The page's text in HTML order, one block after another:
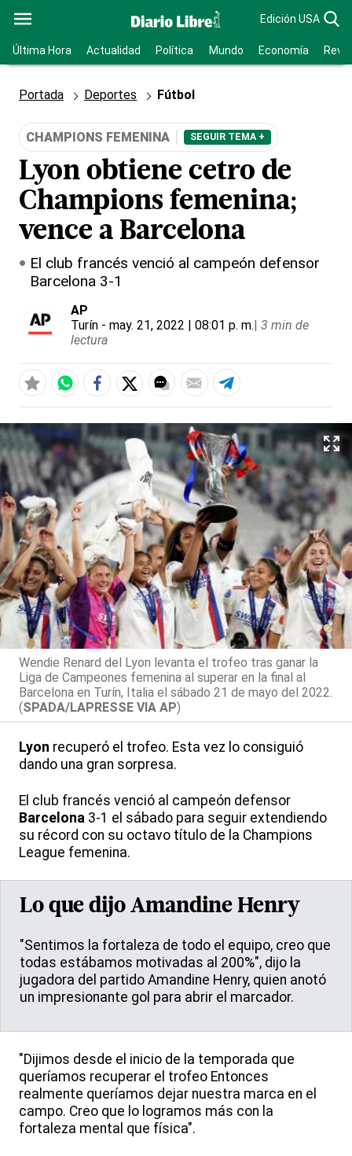
Edición USA
Última Hora Actualidad Política Mundo Economía
Portada Deportes Fútbol
CHAMPIONS FEMENINA SEGUIR TEMA +
Lyon obtiene cetro de
Champions femenina;
vence a Barcelona
El club francés venció al campeón defensor
Barcelona 3-1
AP
Turín - may. 21, 2022 | 08:01 p. m.| 3 min de
lectura
Wendie Renard del Lyon levanta el trofeo tras ganar la
Liga de Campeones femenina al superar en la final al
Barcelona en Turín, Italia el sábado 21 de mayo del 2022.
(SPADA/LAPRESSE VIA AP)
Lyon recuperó el trofeo. Esta vez lo consiguió
dando una gran sorpresa.
El club francés venció al campeón defensor
Barcelona 3-1 el sábado para seguir extendiendo
su récord con su octavo título de la Champions
League femenina.
Lo que dijo Amandine Henry
"Sentimos la fortaleza de todo el equipo, creo que
todas estábamos motivadas al 200%", dijo la
jugadora del partido Amandine Henry, quien anotó
un impresionante gol para abrir el marcador.
"Dijimos desde el inicio de la temporada que
queríamos recuperar el trofeo Entonces
realmente queríamos dejar nuestra marca en el
campo. Creo que lo logramos más con la
fortaleza mental que física".